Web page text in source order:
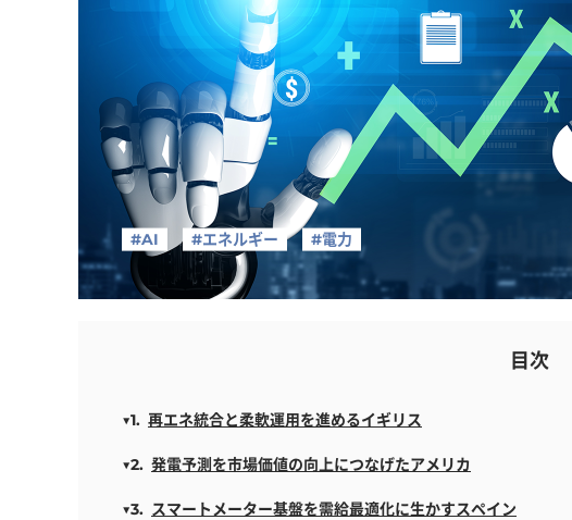
#AI #エネルギー #電力
目次
再エネ統合と柔軟運用を進めるイギリス
発電予測を市場価値の向上につなげたアメリカ
スマートメーター基盤を需給最適化に生かすスペイン